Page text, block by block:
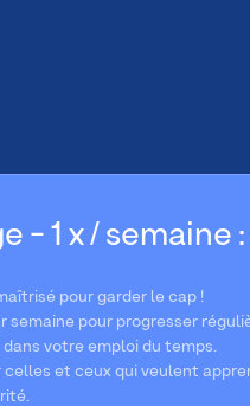
- 1 x / semaine
pour garder le cap !
semaine pour progresser
votre emploi du temps.
celles et ceux qui veulent